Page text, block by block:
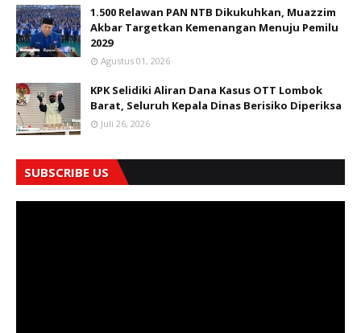
1.500 Relawan PAN NTB Dikukuhkan, Muazzim
Akbar Targetkan Kemenangan Menuju Pemilu
2029
Agustus 01, 2026
KPK Selidiki Aliran Dana Kasus OTT Lombok
Barat, Seluruh Kepala Dinas Berisiko Diperiksa
Juli 26, 2026
SUBSCRIBE US